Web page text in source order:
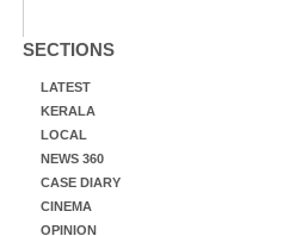
SECTIONS
LATEST
KERALA
LOCAL
NEWS 360
CASE DIARY
CINEMA
OPINION